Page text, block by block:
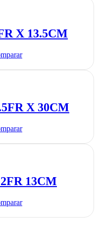
X 13.5CM
X 30CM
13CM